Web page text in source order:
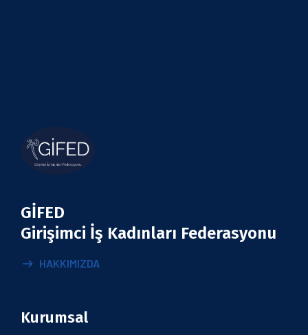
GİFED
Girişimci İş Kadınları Federasyonu
HAKKIMIZDA
Kurumsal